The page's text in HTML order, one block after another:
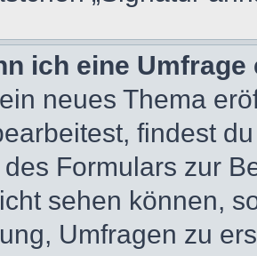
ich eine
neues Thema
findest
Formulars zur
sehen können,
Umfragen zu